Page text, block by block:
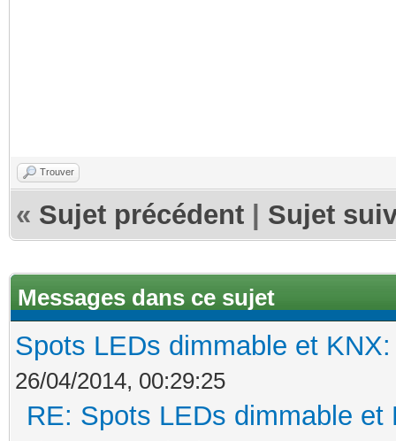
Trouver
« Sujet précédent Sujet
Messages dans ce sujet
Spots LEDs dimmable et
26/04/2014, 00:29:25
RE: Spots LEDs dimmable